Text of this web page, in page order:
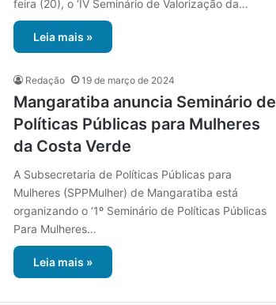
feira (20), o ‘IV Seminário de Valorização da…
Leia mais »
Redação 19 de março de 2024
Mangaratiba anuncia Seminário de
Políticas Públicas para Mulheres
da Costa Verde
A Subsecretaria de Políticas Públicas para
Mulheres (SPPMulher) de Mangaratiba está
organizando o ‘1º Seminário de Políticas Públicas
Para Mulheres…
Leia mais »